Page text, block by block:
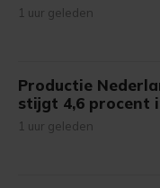
1 uur geleden
Productie
stijgt 4,6 procent
1 uur geleden